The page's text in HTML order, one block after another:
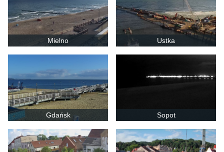
Mielno Ustka
Gdańsk Sopot